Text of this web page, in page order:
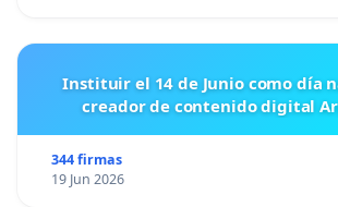
Instituir el 14 de Junio como día
creador de contenido digital
344 firmas
19 Jun 2026